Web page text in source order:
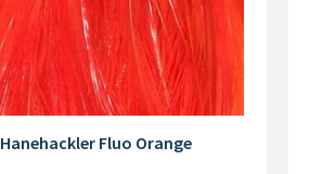
Hanehackler Fluo Orange